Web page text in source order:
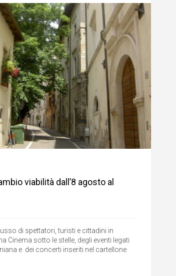
viabilità dall’8 agosto al
di spettatori, turisti e cittadini in
Cinema sotto le stelle, degli eventi legati
e dei concerti inseriti nel cartellone